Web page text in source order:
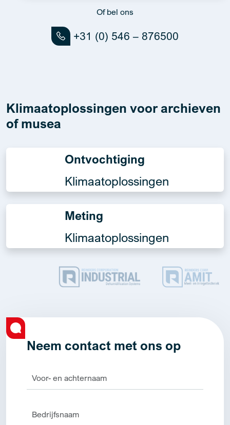
Of bel ons
+31 (0) 546 – 876500
Klimaatoplossingen voor archieven
of musea
Ontvochtiging
Klimaatoplossingen
Meting
Klimaatoplossingen
Neem contact met ons op